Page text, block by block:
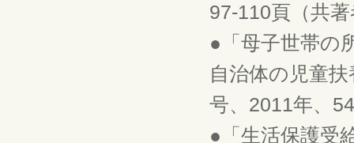
97-110頁（共
●「母子世帯の
自治体の児童
号、2011年、
●「生活保護受